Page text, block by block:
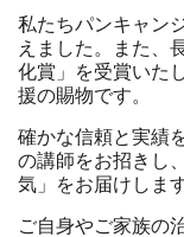
私たちパンキャン
えました。また、
化賞」を受賞いた
援の賜物です。
確かな信頼と実績
の講師をお招きし
気」をお届けします
ご自身やご家族の